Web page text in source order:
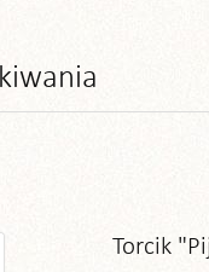
Torcik